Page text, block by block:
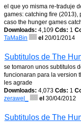
el que yo misma re-traduje
games: catching fire (2013),
caso the hunger games
Downloads: 4,109 Cds: 1
TaMaBin
el 20/01/2014
Subtitulos de The
se tomaron unos subtitulos
funcionaran para la version
les agrade
Downloads: 4,073 Cds: 1
zerawel_
el 30/04/2012
Subtitulos de The